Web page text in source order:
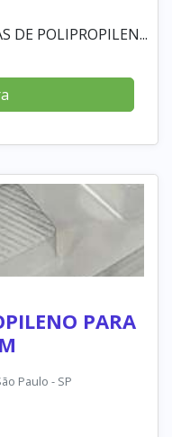
DE POLIPROPILEN...
PARA
Paulo - SP